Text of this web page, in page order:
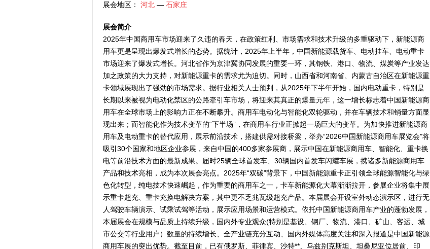
展会地区： 河北 — 石家庄
展会简介
2025年中国商用车市场迎来了久违的春天，在政策红利、市场需求和技术升级的多重驱动下，新能源商
用车更是呈现出爆发式增长的态势。据统计，2025年上半年，中国新能源载货车、电动挂车、电动重卡
市场迎来了爆发式增长。河北省作为京津冀协同发展的重要一环，其钢铁、港口、物流、煤炭等产业发达
加之政策的大力支持，对新能源重卡的需求尤为迫切。同时，山西省和河南省、内蒙古自治区在新能源重
卡领域展现出了强劲的市场需求。据行业相关人士预判，从2025年下半年开始，国内电动重卡，特别是
长期以来被视为电动化禁区的公路牵引车市场，将迎来其真正的爆量元年，这一增长标志着中国新能源商
用车在全球市场上的影响力正在不断攀升。商用车电动化与智能化双轮驱动，并在车辆技术和销量方面显
现出来；而智能化作为技术变革的“下半场”，在商用车行业正掀起一场巨大的变革。为加快推进新能源商
用车及电动重卡的替代应用，展示前沿技术，搭建供需对接桥梁，举办“2026中国新能源商用车展览会”将
吸引30个国家和地区企业参展，来自中国的400多家参展商，展示中国在新能源商用车、智能化、重卡换
电等前沿技术方面的最新成果。届时25辆全球首发车、30辆国内首发车闪耀车展，携诸多新能源商用车
产品和技术亮相，成为本次展会亮点。2025年“双碳”背景下，中国新能源重卡正引领全球能源智能化与绿
色化转型，纯电技术快速崛起，作为重要的商用车之一，卡车新能源化大幕渐渐拉开，参展企业将集中展
示重卡超充、重卡充换电解决方案，其中更不乏兆瓦级超充产品。本届展会开设室外动态演示区，进行无
人驾驶车辆演示、试乘试驾等活动，展示应用场景和运营模式。依托中国新能源商用车产业的蓬勃发展，
本届展会在规模与品质上持续升级，国内外专业观众(特别是基设、钢厂、物流、港口、矿山、客运、城
市公交等行业用户）数量的持续增长、全产业链充分互动、国内外媒体高度关注和深入报道是中国新能源
商用车展的突出优势。截至目前，已有俄罗斯、菲律宾、沙特**、乌兹别克斯坦、坦桑尼亚位居前、印